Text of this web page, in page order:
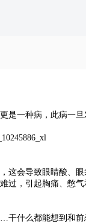
是一种病，此病一
会导致眼睛酸、眼
过，引起胸痛、憋
么都能想到和前恋